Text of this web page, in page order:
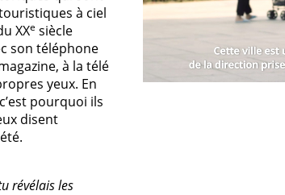
à ciel
XXe siècle
son téléphone
à la télé
yeux. En
pourquoi ils
disent
révélais les